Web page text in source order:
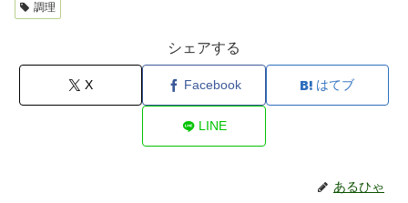
調理
シェアする
X Facebook はてブ
LINE
あるひゃ